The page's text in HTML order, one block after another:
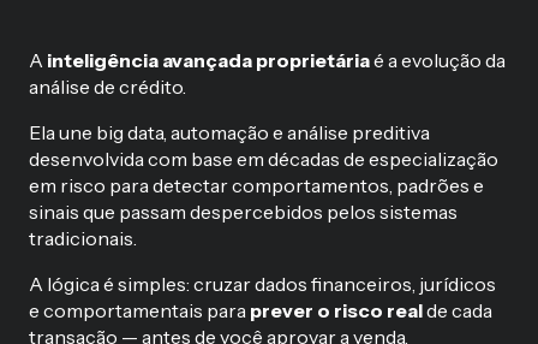
A inteligência avançada proprietáriaé a evolução da
análise de crédito.
Ela une big data, automação e análise preditiva
desenvolvida com base em décadas de especialização
em risco para detectar comportamentos, padrões e
sinais que passam despercebidos pelos sistemas
tradicionais.
A lógica é simples: cruzar dados financeiros, jurídicos
e comportamentais para prever o risco realde cada
transação — antes de você aprovar a venda.